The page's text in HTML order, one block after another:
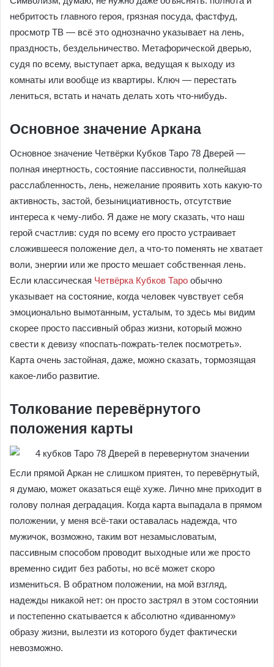
небритость главного героя, грязная посуда, фастфуд,
просмотр ТВ — всё это однозначно указывает на лень,
праздность, бездельничество. Метафорической дверью,
судя по всему, выступает арка, ведущая к выходу из
комнаты или вообще из квартиры. Ключ — перестать
лениться, встать и начать делать хоть что-нибудь.
Основное значение Аркана
Основное значение Четвёрки Кубков Таро 78 Дверей —
полная инертность, состояние пассивности, полнейшая
расслабленность, лень, нежелание проявить хоть какую-то
активность, застой, безынициативность, отсутствие
интереса к чему-либо. Я даже не могу сказать, что наш
герой счастлив: судя по всему его просто устраивает
сложившееся положение дел, а что-то поменять не хватает
воли, энергии или же просто мешает собственная лень.
Если классическая Четвёрка Кубков Таро обычно
указывает на состояние, когда человек чувствует себя
эмоционально вымотанным, усталым, то здесь мы видим
скорее просто пассивный образ жизни, который можно
свести к девизу «поспать-пожрать-телек посмотреть».
Карта очень застойная, даже, можно сказать, тормозящая
какое-либо развитие.
Толкование перевёрнутого
положения карты
Если прямой Аркан не слишком приятен, то перевёрнутый,
я думаю, может оказаться ещё хуже. Лично мне приходит в
голову полная деградация. Когда карта выпадала в прямом
положении, у меня всё-таки оставалась надежда, что
мужичок, возможно, таким вот незамысловатым,
пассивным способом проводит выходные или же просто
временно сидит без работы, но всё может скоро
измениться. В обратном положении, на мой взгляд,
надежды никакой нет: он просто застрял в этом состоянии
и постепенно скатывается к абсолютно «диванному»
образу жизни, вылезти из которого будет фактически
невозможно.